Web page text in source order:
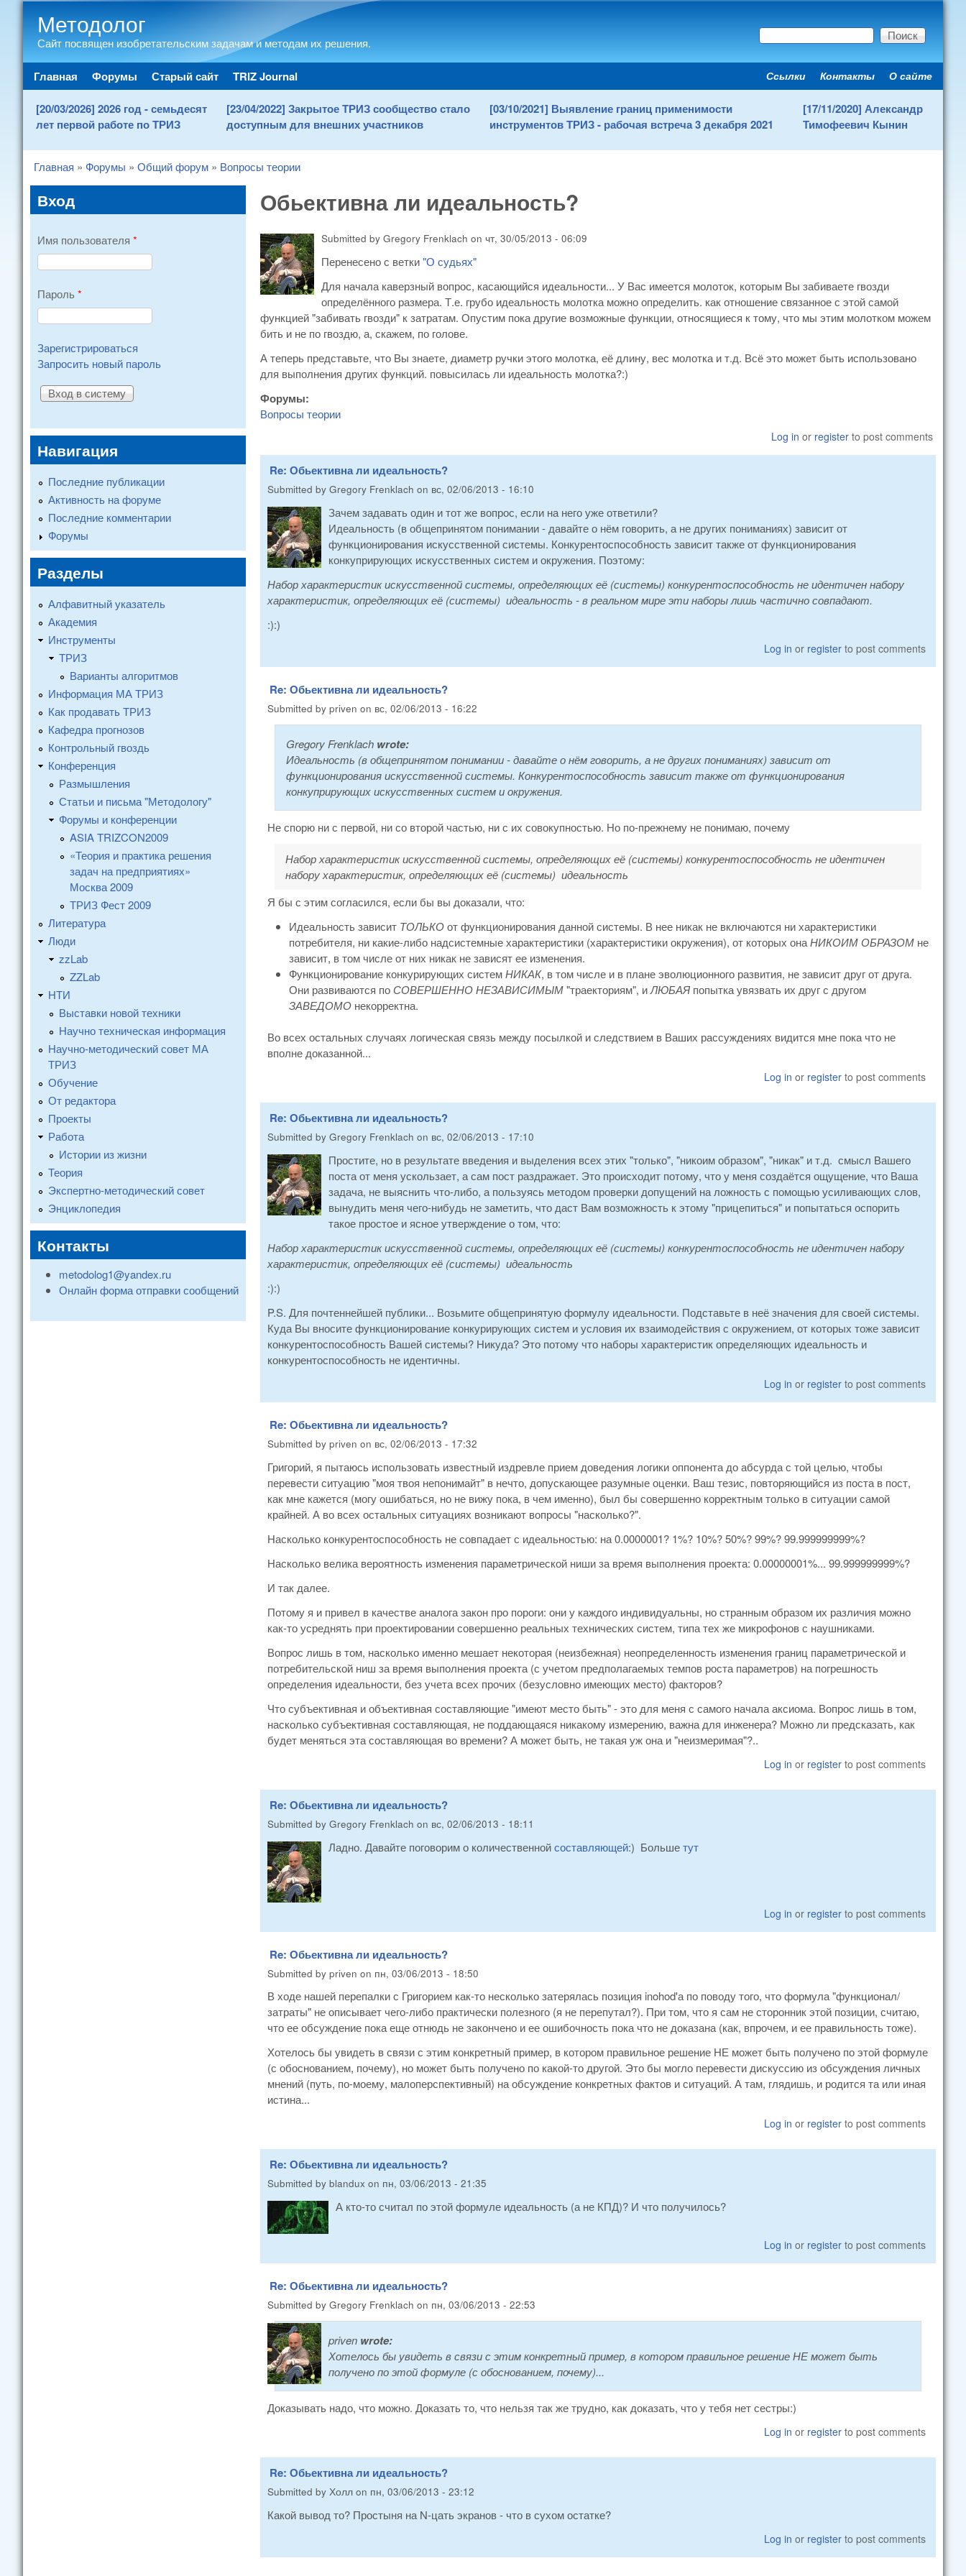
Методолог
Сайт посвящен изобретательским задачам и методам их решения. Форма поиска
Поиск
Main menu
Главная Форумы Старый сайт TRIZ Journal Secondary menu
Ссылки Контакты О сайте
[20/03/2026] 2026 год - семьдесят
лет первой работе по ТРИЗ
[23/04/2022] Закрытое ТРИЗ сообщество стало
доступным для внешних участников
[03/10/2021] Выявление границ применимости
инструментов ТРИЗ - рабочая встреча 3 декабря 2021
[17/11/2020] Александр
Тимофеевич Кынин
You are here
Главная » Форумы » Общий форум » Вопросы теории
Обьективна ли идеальность?
Submitted by Gregory Frenklach on чт, 30/05/2013 - 06:09
Перенесено с ветки"О судьях"
Для начала каверзный вопрос, касающийся идеальности... У Вас имеется молоток, которым Вы забиваете гвозди
определённого размера. Т.е. грубо идеальность молотка можно определить. как отношение связанное с этой самой
функцией "забивать гвозди" к затратам. Опустим пока другие возможные функции, относящиеся к тому, что мы этим молотком можем
бить и не по гвоздю, а, скажем, по голове.
А теперь представьте, что Вы знаете, диаметр ручки этого молотка, её длину, вес молотка и т.д. Всё это может быть использовано
для выполнения других функций. повысилась ли идеальность молотка?:)
Форумы:
Вопросы теории
Log in or register to post comments
Re: Обьективна ли идеальность?
Submitted by Gregory Frenklach on вс, 02/06/2013 - 16:10
Зачем задавать один и тот же вопрос, если на него уже ответили?
Идеальность (в общепринятом понимании - давайте о нём говорить, а не других пониманиях) зависит от
функционирования искусственной системы. Конкурентоспособность зависит также от функционирования
конкуприрующих искусственных систем и окружения. Поэтому:
Набор характеристик искусственной системы, определяющих её (системы) конкурентоспособность не идентичен набору
характеристик, определяющих её (системы) идеальность - в реальном мире эти наборы лишь частично совпадают.
:):)
Log in or register to post comments
Re: Обьективна ли идеальность?
Submitted by priven on вс, 02/06/2013 - 16:22
Gregory Frenklach wrote:
Идеальность (в общепринятом понимании - давайте о нём говорить, а не других пониманиях) зависит от
функционирования искусственной системы. Конкурентоспособность зависит также от функционирования
конкуприрующих искусственных систем и окружения.
Не спорю ни с первой, ни со второй частью, ни с их совокупностью. Но по-прежнему не понимаю, почему
Набор характеристик искусственной системы, определяющих её (системы) конкурентоспособность не идентичен
набору характеристик, определяющих её (системы) идеальность
Я бы с этим согласился, если бы вы доказали, что:
Идеальность зависит ТОЛЬКОот функционирования данной системы. В нее никак не включаются ни характеристики
потребителя, ни какие-либо надсистемные характеристики (характеристики окружения), от которых онаНИКОИМ ОБРАЗОМ не
зависит, в том числе от них никак не зависят ее изменения.
Функционирование конкурирующих системНИКАК, в том числе и в плане эволюционного развития, не зависит друг от друга.
Они развиваются поСОВЕРШЕННО НЕЗАВИСИМЫМ"траекториям", иЛЮБАЯпопытка увязвать их друг с другом
ЗАВЕДОМО некорректна.
Во всех остальных случаях логическая связь между посылкой и следствием в Ваших рассуждениях видится мне пока что не
вполне доказанной...
Log in or register to post comments
Re: Обьективна ли идеальность?
Submitted by Gregory Frenklach on вс, 02/06/2013 - 17:10
Простите, но в результате введения и выделения всех этих "только", "никоим образом", "никак" и т.д. смысл Вашего
поста от меня ускользает, а сам пост раздражает. Это происходит потому, что у меня создаётся ощущение, что Ваша
задача, не выяснить что-либо, а пользуясь методом проверки допущений на ложность с помощью усиливающих слов,
вынудить меня чего-нибудь не заметить, что даст Вам возможность к этому "прицепиться" и попытаться оспорить
такое простое и ясное утверждение о том, что:
Набор характеристик искусственной системы, определяющих её (системы) конкурентоспособность не идентичен набору
характеристик, определяющих её (системы) идеальность
:):)
P.S. Для почтеннейшей публики... Возьмите общепринятую формулу идеальности. Подставьте в неё значения для своей системы.
Куда Вы вносите функционирование конкурирующих систем и условия их взаимодействия с окружением, от которых тоже зависит
конкурентоспособность Вашей системы? Никуда? Это потому что наборы характеристик определяющих идеальность и
конкурентоспособность не идентичны.
Log in or register to post comments
Re: Обьективна ли идеальность?
Submitted by priven on вс, 02/06/2013 - 17:32
Григорий, я пытаюсь использовать известный издревле прием доведения логики оппонента до абсурда с той целью, чтобы
перевести ситуацию "моя твоя непонимайт" в нечто, допускающее разумные оценки. Ваш тезис, повторяющийся из поста в пост,
как мне кажется (могу ошибаться, но не вижу пока, в чем именно), был бы совершенно корректным только в ситуации самой
крайней. А во всех остальных ситуациях возникают вопросы "насколько?".
Насколько конкурентоспособность не совпадает с идеальностью: на 0.0000001? 1%? 10%? 50%? 99%? 99.999999999%?
Насколько велика вероятность изменения параметрической ниши за время выполнения проекта: 0.00000001%... 99.999999999%?
И так далее.
Потому я и привел в качестве аналога закон про пороги: они у каждого индивидуальны, но странным образом их различия можно
как-то усреднять при проектировании совершенно реальных технических систем, типа тех же микрофонов с наушниками.
Вопрос лишь в том, насколько именно мешает некоторая (неизбежная) неопределенность изменения границ параметрической и
потребительской ниш за время выполнения проекта (с учетом предполагаемых темпов роста параметров) на погрешность
определения идеальности, без учета всех прочих (безусловно имеющих место) факторов?
Что субъективная и объективная составляющие "имеют место быть" - это для меня с самого начала аксиома. Вопрос лишь в том,
насколько субъективная составляющая, не поддающаяся никакому измерению, важна для инженера? Можно ли предсказать, как
будет меняться эта составляющая во времени? А может быть, не такая уж она и "неизмеримая"?..
Log in or register to post comments
Re: Обьективна ли идеальность?
Submitted by Gregory Frenklach on вс, 02/06/2013 - 18:11
Ладно. Давайте поговорим о количественнойсоставляющей:) Большетут
Log in or register to post comments
Re: Обьективна ли идеальность?
Submitted by priven on пн, 03/06/2013 - 18:50
В ходе нашей перепалки с Григорием как-то несколько затерялась позиция inohod'а по поводу того, что формула "функционал/
затраты" не описывает чего-либо практически полезного (я не перепутал?). При том, что я сам не сторонник этой позиции, считаю,
что ее обсуждение пока еще отнюдь не закончено и ее ошибочность пока что не доказана (как, впрочем, и ее правильность тоже).
Хотелось бы увидеть в связи с этим конкретный пример, в котором правильное решение НЕ может быть получено по этой формуле
(с обоснованием, почему), но может быть получено по какой-то другой. Это бы могло перевести дискуссию из обсуждения личных
мнений (путь, по-моему, малоперспективный) на обсуждение конкретных фактов и ситуаций. А там, глядишь, и родится та или иная
истина...
Log in or register to post comments
Re: Обьективна ли идеальность?
Submitted by blandux on пн, 03/06/2013 - 21:35
А кто-то считал по этой формуле идеальность (а не КПД)? И что получилось?
Log in or register to post comments
Re: Обьективна ли идеальность?
Submitted by Gregory Frenklach on пн, 03/06/2013 - 22:53
priven wrote:
Хотелось бы увидеть в связи с этим конкретный пример, в котором правильное решение НЕ может быть
получено по этой формуле (с обоснованием, почему)...
Доказывать надо, что можно. Доказать то, что нельзя так же трудно, как доказать, что у тебя нет сестры:)
Log in or register to post comments
Re: Обьективна ли идеальность?
Submitted by Холл on пн, 03/06/2013 - 23:12
Какой вывод то? Простыня на N-цать экранов - что в сухом остатке?
Log in or register to post comments
Вход
Имя пользователя *
Пароль *
Зарегистрироваться
Запросить новый пароль
Навигация
Последние публикации
Активность на форуме
Последние комментарии
Форумы
Разделы
Алфавитный указатель
Академия
Инструменты
ТРИЗ
Варианты алгоритмов
Информация МА ТРИЗ
Как продавать ТРИЗ
Кафедра прогнозов
Контрольный гвоздь
Конференция
Размышления
Статьи и письма "Методологу"
Форумы и конференции
ASIA TRIZCON2009
«Теория и практика решения
задач на предприятиях»
Москва 2009
ТРИЗ Фест 2009
Литература
Люди
zzLab
ZZLab
НТИ
Выставки новой техники
Научно техническая информация
Научно-методический совет МА
ТРИЗ
Обучение
От редактора
Проекты
Работа
Истории из жизни
Теория
Экспертно-методический совет
Энциклопедия
Контакты
metodolog1@yandex.ru
Онлайн форма отправки сообщений